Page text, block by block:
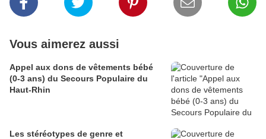
Vous aimerez aussi
Appel aux dons de vêtements bébé
(0-3 ans) du Secours Populaire du
Haut-Rhin
Les stéréotypes de genre et